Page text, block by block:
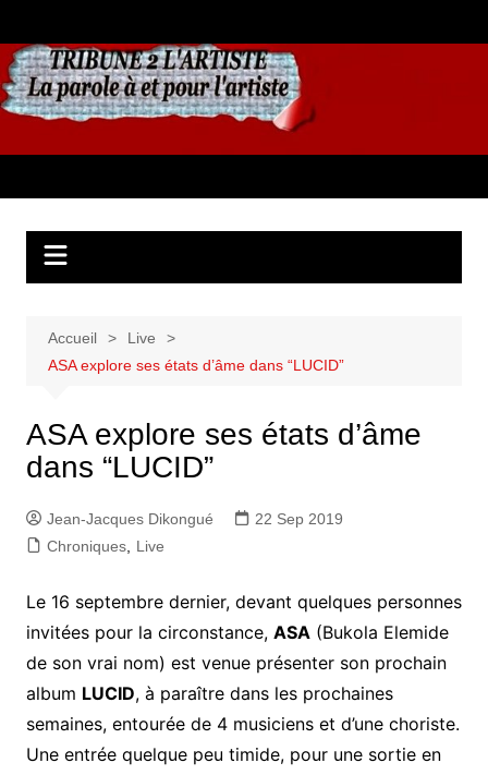
au
contenu
Accueil
Live
ASA explore ses états d’âme dans “LUCID”
ASA explore ses états d’âme
dans “LUCID”
Jean-Jacques Dikongué
22 Sep 2019
Chroniques, Live
Le 16 septembre dernier, devant quelques personnes
invitées pour la circonstance, ASA (Bukola Elemide
de son vrai nom) est venue présenter son prochain
album LUCID, à paraître dans les prochaines
semaines, entourée de 4 musiciens et d’une choriste.
Une entrée quelque peu timide, pour une sortie en